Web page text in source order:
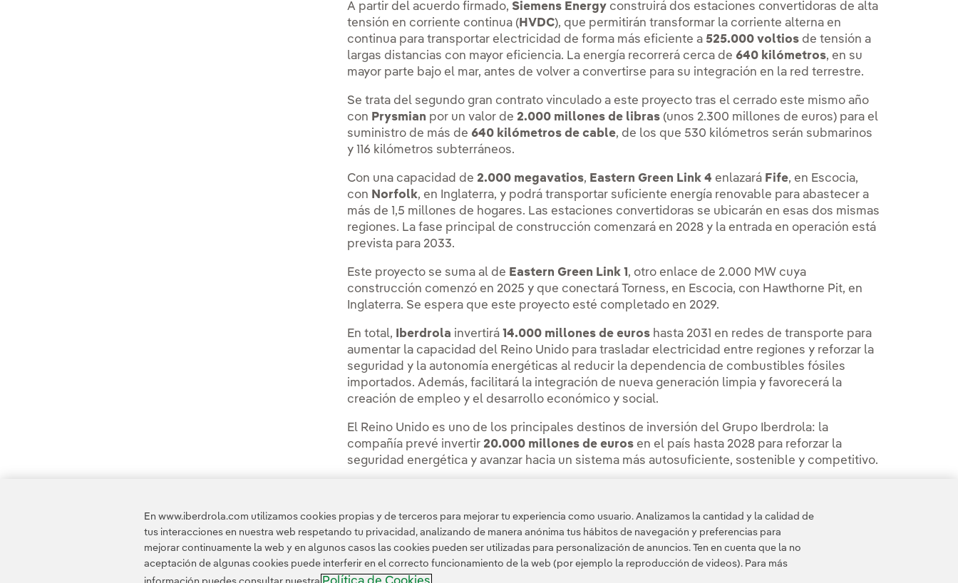
A partir del acuerdo firmado, Siemens Energy construirá dos estaciones convertidoras de alta
tensión en corriente continua ( HVDC), que permitirán transformar la corriente alterna en
continua para transportar electricidad de forma más eficiente a 525.000 voltios de tensión a
largas distancias con mayor eficiencia. La energía recorrerá cerca de 640 kilómetros, en su
mayor parte bajo el mar, antes de volver a convertirse para su integración en la red terrestre.
Se trata del segundo gran contrato vinculado a este proyecto tras el cerrado este mismo año
con Prysmian por un valor de 2.000 millones de libras (unos 2.300 millones de euros) para el
suministro de más de 640 kilómetros de cable, de los que 530 kilómetros serán submarinos
y 116 kilómetros subterráneos.
Con una capacidad de 2.000 megavatios, Eastern Green Link 4 enlazará Fife, en Escocia,
con Norfolk, en Inglaterra, y podrá transportar suficiente energía renovable para abastecer a
más de 1,5 millones de hogares. Las estaciones convertidoras se ubicarán en esas dos mismas
regiones. La fase principal de construcción comenzará en 2028 y la entrada en operación está
prevista para 2033.
Este proyecto se suma al de Eastern Green Link 1 , otro enlace de 2.000 MW cuya
construcción comenzó en 2025 y que conectará Torness, en Escocia, con Hawthorne Pit, en
Inglaterra. Se espera que este proyecto esté completado en 2029.
En total, Iberdrola invertirá14.000 millones de euros hasta 2031 en redes de transporte para
aumentar la capacidad del Reino Unido para trasladar electricidad entre regiones y reforzar la
seguridad y la autonomía energéticas al reducir la dependencia de combustibles fósiles
importados. Además, facilitará la integración de nueva generación limpia y favorecerá la
creación de empleo y el desarrollo económico y social.
El Reino Unido es uno de los principales destinos de inversión del Grupo Iberdrola: la
compañía prevé invertir 20.000 millones de euros en el país hasta 2028 para reforzar la
seguridad energética y avanzar hacia un sistema más autosuficiente, sostenible y competitivo.
Acceso a información legal
En www.iberdrola.com utilizamos cookies propias y de terceros para mejorar tu experiencia como usuario. Analizamos la cantidad y la calidad de
tus interacciones en nuestra web respetando tu privacidad, analizando de manera anónima tus hábitos de navegación y preferencias para
mejorar continuamente la web y en algunos casos las cookies pueden ser utilizadas para personalización de anuncios. Ten en cuenta que la no
aceptación de algunas cookies puede interferir en el correcto funcionamiento de la web (por ejemplo la reproducción de videos). Para más